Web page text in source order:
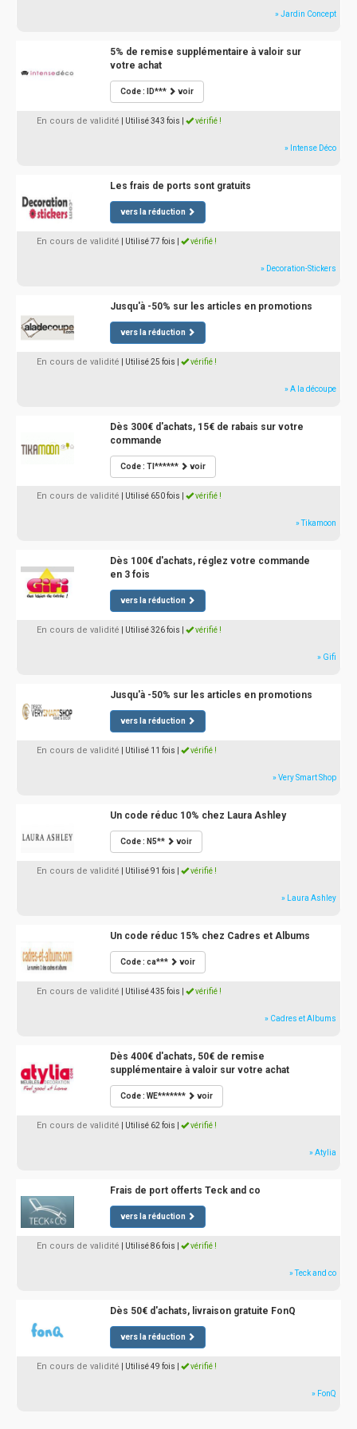
» Jardin Concept
5% de remise supplémentaire à valoir sur
votre achat
Code : ID*** voir
En cours de validité | Utilisé 343 fois vérifié !
» Intense Déco
Les frais de ports sont gratuits
vers la réduction
En cours de validité | Utilisé 77 fois vérifié !
» Decoration-Stickers
Jusqu'à -50% sur les articles en promotions
vers la réduction
En cours de validité | Utilisé 25 fois vérifié !
» A la découpe
Dès 300€ d'achats, 15€ de rabais sur votre
commande
Code : TI****** voir
En cours de validité | Utilisé 650 fois vérifié !
» Tikamoon
Dès 100€ d'achats, réglez votre commande
en 3 fois
vers la réduction
En cours de validité | Utilisé 326 fois vérifié !
» Gifi
Jusqu'à -50% sur les articles en promotions
vers la réduction
En cours de validité | Utilisé 11 fois vérifié !
» Very Smart Shop
Un code réduc 10% chez Laura Ashley
Code : N5** voir
En cours de validité | Utilisé 91 fois vérifié !
» Laura Ashley
Un code réduc 15% chez Cadres et Albums
Code : ca*** voir
En cours de validité | Utilisé 435 fois vérifié !
» Cadres et Albums
Dès 400€ d'achats, 50€ de remise
supplémentaire à valoir sur votre achat
Code : WE******* voir
En cours de validité | Utilisé 62 fois vérifié !
» Atylia
Frais de port offerts Teck and co
vers la réduction
En cours de validité | Utilisé 86 fois vérifié !
» Teck and co
Dès 50€ d'achats, livraison gratuite FonQ
vers la réduction
En cours de validité | Utilisé 49 fois vérifié !
» FonQ